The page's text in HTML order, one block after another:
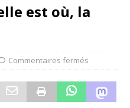
est où, la
Commentaires fermés